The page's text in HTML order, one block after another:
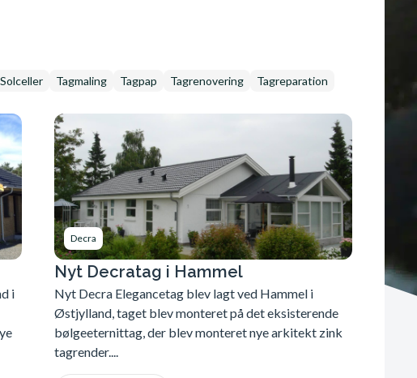
Solceller Tagmaling Tagpap Tagrenovering
Tagreparation
i
Decra
Nyt Decratag i Hammel
Nyt Decra Elegancetag blev lagt ved Hammel i
Østjylland, taget blev monteret på det eksisterende
bølgeeternittag, der blev monteret nye arkitekt zink
tagrender....